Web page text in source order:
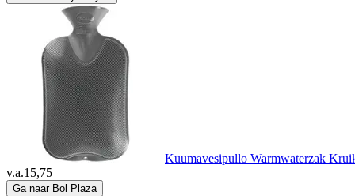
Invotis(1)
Isabelle Laurier(1)
Joe Frex(3)
Kaloo(2)
Kipkep(3)
Kuumavesipullo Warmwaterzak
v.a.15,75
Ga naar Bol Plaza